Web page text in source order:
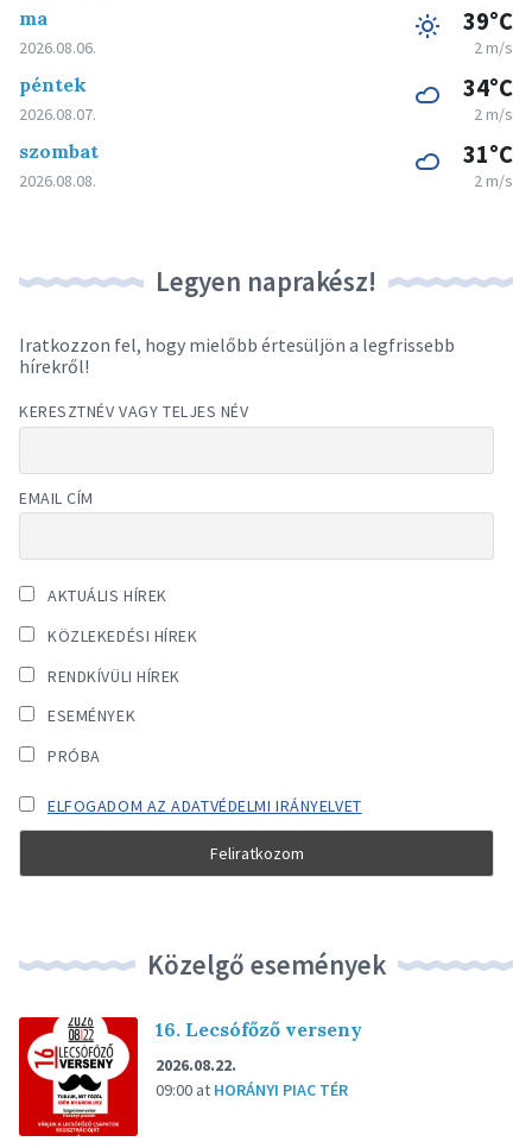
ma
2026.08.06.
39°C
2 m/s
péntek
2026.08.07.
34°C
2 m/s
szombat
2026.08.08.
31°C
2 m/s
Legyen naprakész!
Iratkozzon fel, hogy mielőbb értesüljön a legfrissebb
hírekről!
KERESZTNÉV VAGY TELJES NÉV
EMAIL CÍM
AKTUÁLIS HÍREK
KÖZLEKEDÉSI HÍREK
RENDKÍVÜLI HÍREK
ESEMÉNYEK
PRÓBA
ELFOGADOM AZ ADATVÉDELMI IRÁNYELVET
Közelgő események
16. Lecsófőző verseny
2026.08.22.
09:00 at HORÁNYI PIAC TÉR